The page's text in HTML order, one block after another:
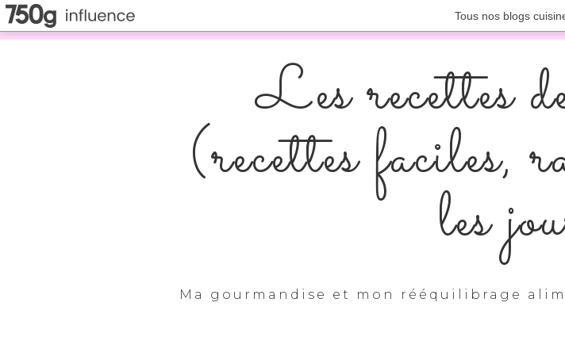
Tous nos blogs
Les recettes
(recettes faciles,
les
Ma gourmandise et mon rééquilibrage